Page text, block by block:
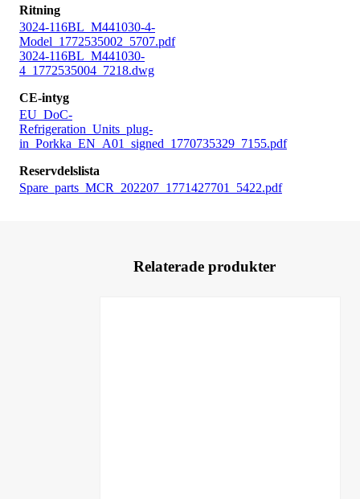
Ritning
3024-116BL_M441030-4-
Model_1772535002_5707.pdf
3024-116BL_M441030-
4_1772535004_7218.dwg
CE-intyg
EU_DoC-
Refrigeration_Units_plug-
in_Porkka_EN_A01_signed_1770735329_7155.pdf
Reservdelslista
Spare_parts_MCR_202207_1771427701_5422.pdf
Relaterade produkter